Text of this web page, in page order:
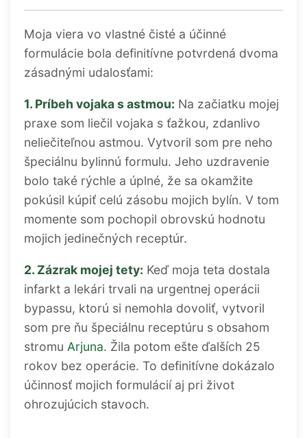
Moja viera vo vlastné čisté a účinné
formulácie bola definitívne potvrdená dvoma
zásadnými udalosťami:
1. Príbeh vojaka s astmou: Na začiatku mojej
praxe som liečil vojaka s ťažkou, zdanlivo
neliečiteľnou astmou. Vytvoril som pre neho
špeciálnu bylinnú formulu. Jeho uzdravenie
bolo také rýchle a úplné, že sa okamžite
pokúsil kúpiť celú zásobu mojich bylín. V tom
momente som pochopil obrovskú hodnotu
mojich jedinečných receptúr.
2. Zázrak mojej tety: Keď moja teta dostala
infarkt a lekári trvali na urgentnej operácii
bypassu, ktorú si nemohla dovoliť, vytvoril
som pre ňu špeciálnu receptúru s obsahom
stromu Arjuna. Žila potom ešte ďalších 25
rokov bez operácie. To definitívne dokázalo
účinnosť mojich formulácií aj pri život
ohrozujúcich stavoch.